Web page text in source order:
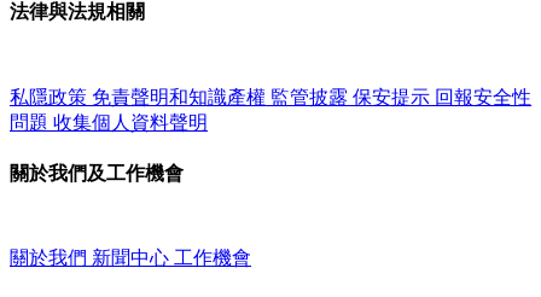
法律與法規相關
私隱政策 免責聲明和知識產權 監管披露 保安提示 回報安全性
問題 收集個人資料聲明
關於我們及工作機會
關於我們 新聞中心 工作機會